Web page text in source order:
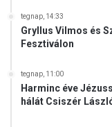
tegnap, 14:33
Gryllus Vilmos és
Fesztiválon
tegnap, 11:00
Harminc éve
hálát Csiszér